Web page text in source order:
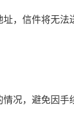
，信件将无
况，避免因